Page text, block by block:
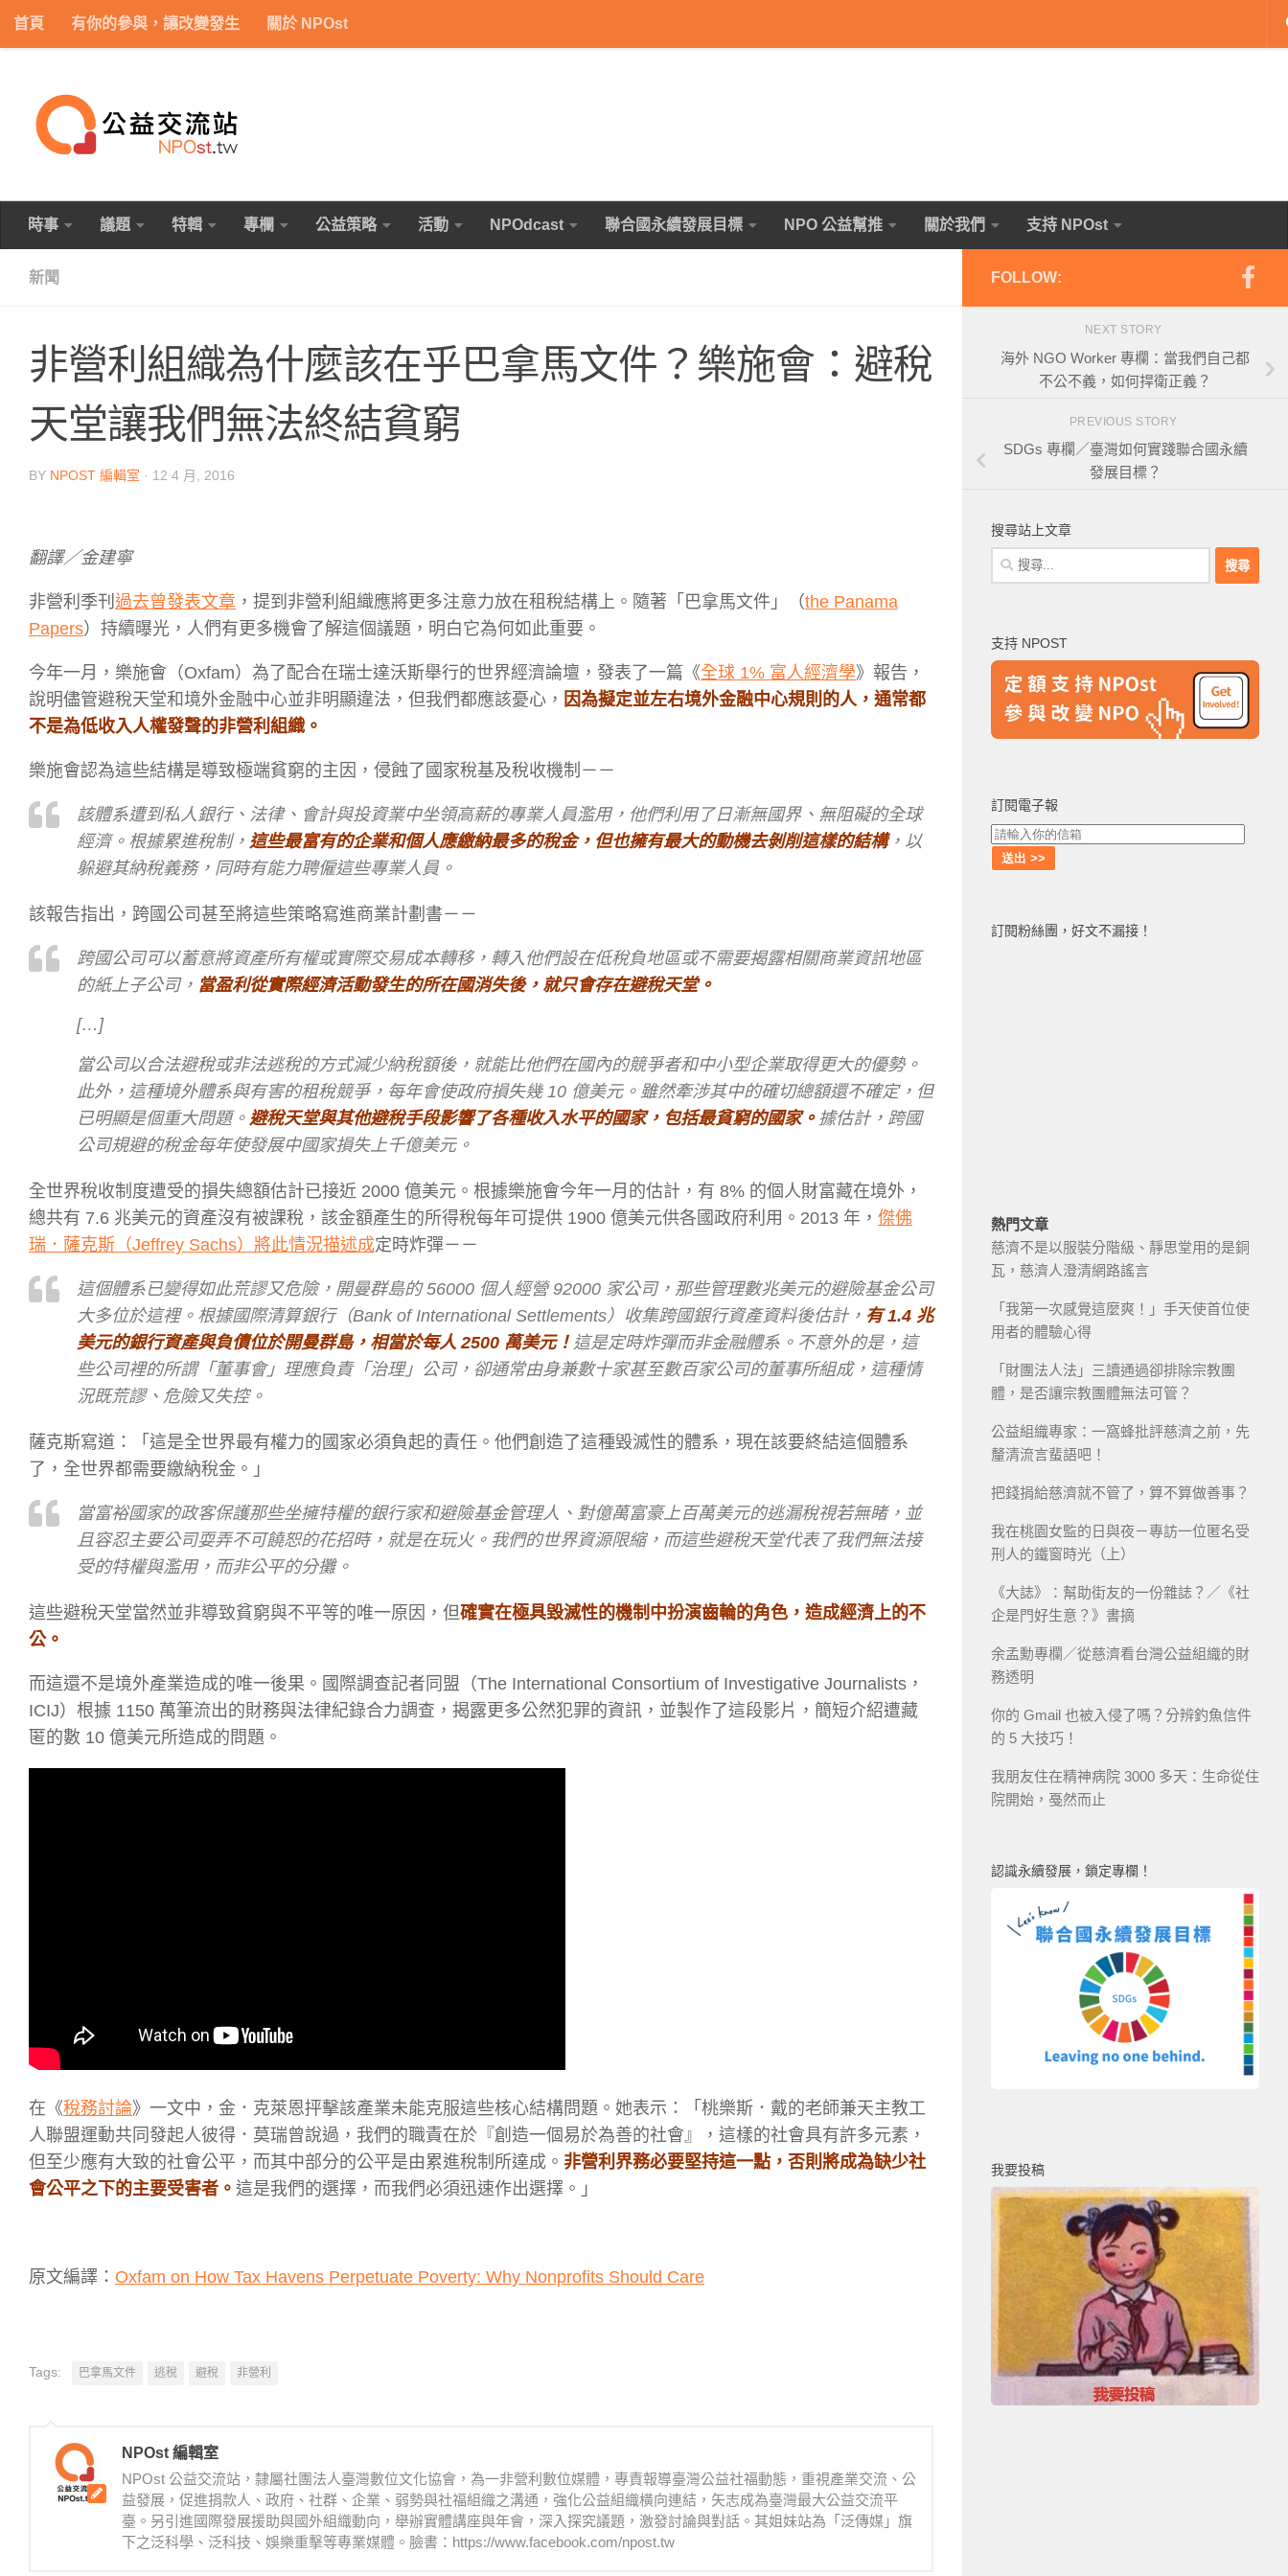
Skip to content
首頁 有你的參與，讓改變發生 關於 NPOst
時事 議題 特輯 專欄 公益策略 活動 NPOdcast 聯合國永續發展目標 NPO 公益幫推 關於我們 支持 NPOst
新聞
非營利組織為什麼該在乎巴拿馬文件？樂施會：避稅
天堂讓我們無法終結貧窮
BY NPOST 編輯室 · 12 4 月, 2016
翻譯／金建寧
非營利季刊 過去曾發表文章 ，提到非營利組織應將更多注意力放在租稅結構上。隨著「巴拿馬文件」（the Panama
Papers）持續曝光，人們有更多機會了解這個議題，明白它為何如此重要。
今年一月，樂施會（Oxfam）為了配合在瑞士達沃斯舉行的世界經濟論壇，發表了一篇《全球 1% 富人經濟學》報告，
說明儘管避稅天堂和境外金融中心並非明顯違法，但我們都應該憂心， 因為擬定並左右境外金融中心規則的人，通常都
不是為低收入人權發聲的非營利組織。
樂施會認為這些結構是導致極端貧窮的主因，侵蝕了國家稅基及稅收機制－－
該體系遭到私人銀行、法律、會計與投資業中坐領高薪的專業人員濫用，他們利用了日漸無國界、無阻礙的全球
經濟。根據累進稅制， 這些最富有的企業和個人應繳納最多的稅金，但也擁有最大的動機去剝削這樣的結構，以
躲避其納稅義務，同時有能力聘僱這些專業人員。
該報告指出，跨國公司甚至將這些策略寫進商業計劃書－－
跨國公司可以蓄意將資產所有權或實際交易成本轉移，轉入他們設在低稅負地區或不需要揭露相關商業資訊地區
的紙上子公司， 當盈利從實際經濟活動發生的所在國消失後，就只會存在避稅天堂。
[…]
當公司以合法避稅或非法逃稅的方式減少納稅額後，就能比他們在國內的競爭者和中小型企業取得更大的優勢。
此外，這種境外體系與有害的租稅競爭，每年會使政府損失幾 10 億美元。雖然牽涉其中的確切總額還不確定，但
已明顯是個重大問題。 避稅天堂與其他避稅手段影響了各種收入水平的國家，包括最貧窮的國家。 據估計，跨國
公司規避的稅金每年使發展中國家損失上千億美元。
全世界稅收制度遭受的損失總額估計已接近 2000 億美元。根據樂施會今年一月的估計，有 8% 的個人財富藏在境外，
總共有 7.6 兆美元的資產沒有被課稅，該金額產生的所得稅每年可提供 1900 億美元供各國政府利用。2013 年， 傑佛
瑞．薩克斯（Jeffrey Sachs）將此情況描述成定時炸彈－－
這個體系已變得如此荒謬又危險，開曼群島的 56000 個人經營 92000 家公司，那些管理數兆美元的避險基金公司
大多位於這裡。根據國際清算銀行（Bank of International Settlements）收集跨國銀行資產資料後估計， 有 1.4 兆
美元的銀行資產與負債位於開曼群島，相當於每人 2500 萬美元！ 這是定時炸彈而非金融體系。不意外的是，這
些公司裡的所謂「董事會」理應負責「治理」公司，卻通常由身兼數十家甚至數百家公司的董事所組成，這種情
況既荒謬、危險又失控。
薩克斯寫道：「這是全世界最有權力的國家必須負起的責任。他們創造了這種毀滅性的體系，現在該要終結這個體系
了，全世界都需要繳納稅金。」
當富裕國家的政客保護那些坐擁特權的銀行家和避險基金管理人、對億萬富豪上百萬美元的逃漏稅視若無睹，並
且容忍主要公司耍弄不可饒恕的花招時，就是在玩火。我們的世界資源限縮，而這些避稅天堂代表了我們無法接
受的特權與濫用，而非公平的分攤。
這些避稅天堂當然並非導致貧窮與不平等的唯一原因，但確實在極具毀滅性的機制中扮演齒輪的角色，造成經濟上的不
公。
而這還不是境外產業造成的唯一後果。國際調查記者同盟（The International Consortium of Investigative Journalists，
ICIJ）根據 1150 萬筆流出的財務與法律紀錄合力調查，揭露更多公然犯罪的資訊，並製作了這段影片，簡短介紹遭藏
匿的數 10 億美元所造成的問題。
在《稅務討論》一文中，金．克萊恩抨擊該產業未能克服這些核心結構問題。她表示：「桃樂斯．戴的老師兼天主教工
人聯盟運動共同發起人彼得．莫瑞曾說過，我們的職責在於『創造一個易於為善的社會』，這樣的社會具有許多元素，
但至少應有大致的社會公平，而其中部分的公平是由累進稅制所達成。 非營利界務必要堅持這一點，否則將成為缺少社
會公平之下的主要受害者。 這是我們的選擇，而我們必須迅速作出選擇。」
原文編譯： Oxfam on How Tax Havens Perpetuate Poverty: Why Nonprofits Should Care
Tags: 巴拿馬文件 逃稅 避稅 非營利
NPOst 編輯室
NPOst 公益交流站，隸屬社團法人臺灣數位文化協會，為一非營利數位媒體，專責報導臺灣公益社福動態，重視產業交流、公
益發展，促進捐款人、政府、社群、企業、弱勢與社福組織之溝通，強化公益組織橫向連結，矢志成為臺灣最大公益交流平
臺。另引進國際發展援助與國外組織動向，舉辦實體講座與年會，深入探究議題，激發討論與對話。其姐妹站為「泛傳媒」旗
下之泛科學、泛科技、娛樂重擊等專業媒體。臉書：https://www.facebook.com/npost.tw
FOLLOW:
NEXT STORY
海外 NGO Worker 專欄：當我們自己都
不公不義，如何捍衛正義？
PREVIOUS STORY
SDGs 專欄／臺灣如何實踐聯合國永續
發展目標？
搜尋站上文章
搜
尋
字:
支持 NPOST
訂閱電子報
訂閱粉絲團，好文不漏接！
熱門文章
慈濟不是以服裝分階級、靜思堂用的是銅
瓦，慈濟人澄清網路謠言
「我第一次感覺這麼爽！」手天使首位使
用者的體驗心得
「財團法人法」三讀通過卻排除宗教團
體，是否讓宗教團體無法可管？
公益組織專家：一窩蜂批評慈濟之前，先
釐清流言蜚語吧！
把錢捐給慈濟就不管了，算不算做善事？
我在桃園女監的日與夜－專訪一位匿名受
刑人的鐵窗時光（上）
《大誌》：幫助街友的一份雜誌？／《社
企是門好生意？》書摘
余孟勳專欄／從慈濟看台灣公益組織的財
務透明
你的 Gmail 也被入侵了嗎？分辨釣魚信件
的 5 大技巧！
我朋友住在精神病院 3000 多天：生命從住
院開始，戞然而止
認識永續發展，鎖定專欄！
我要投稿